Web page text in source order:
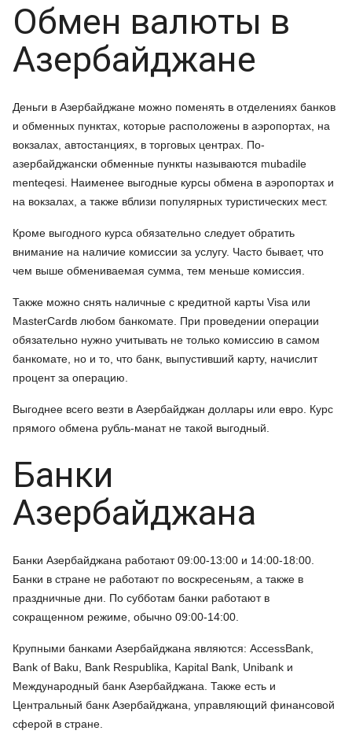
Обмен валюты в
Азербайджане
Деньги в Азербайджане можно поменять в отделениях банков
и обменных пунктах, которые расположены в аэропортах, на
вокзалах, автостанциях, в торговых центрах. По-
азербайджански обменные пункты называются mubadile
menteqesi. Наименее выгодные курсы обмена в аэропортах и
на вокзалах, а также вблизи популярных туристических мест.
Кроме выгодного курса обязательно следует обратить
внимание на наличие комиссии за услугу. Часто бывает, что
чем выше обмениваемая сумма, тем меньше комиссия.
Также можно снять наличные с кредитной карты Visa или
MasterCardв любом банкомате. При проведении операции
обязательно нужно учитывать не только комиссию в самом
банкомате, но и то, что банк, выпустивший карту, начислит
процент за операцию.
Выгоднее всего везти в Азербайджан доллары или евро. Курс
прямого обмена рубль-манат не такой выгодный.
Банки
Азербайджана
Банки Азербайджана работают 09:00-13:00 и 14:00-18:00.
Банки в стране не работают по воскресеньям, а также в
праздничные дни. По субботам банки работают в
сокращенном режиме, обычно 09:00-14:00.
Крупными банками Азербайджана являются: AccessBank,
Bank of Baku, Bank Respublika, Kapital Bank, Unibank и
Международный банк Азербайджана. Также есть и
Центральный банк Азербайджана, управляющий финансовой
сферой в стране.